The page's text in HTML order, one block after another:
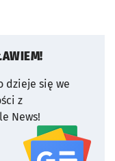
dzieje się we
z
News!